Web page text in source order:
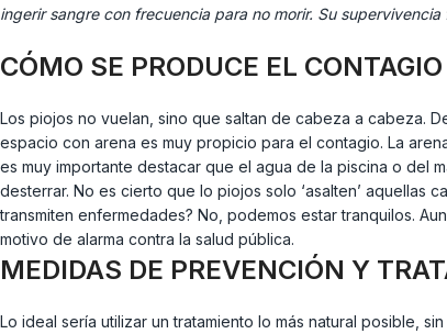
ingerir sangre con frecuencia para no morir. Su
CÓMO SE PRODUCE EL CONTAGIO
Los piojos no vuelan, sino que saltan de cabeza a cabeza.
espacio con arena es muy propicio para el contagio. La
es muy importante destacar que el agua de la piscina o del
desterrar. No es cierto que lo piojos solo ‘asalten’ aquellas
transmiten enfermedades? No, podemos estar tranquilos.
motivo de alarma contra la salud pública.
MEDIDAS DE PREVENCIÓN Y
Lo ideal sería utilizar un tratamiento lo más natural posible,